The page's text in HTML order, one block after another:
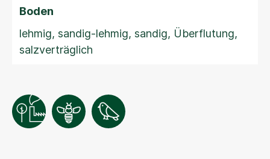
Boden
lehmig, sandig-lehmig, sandig, Überflutung,
salzverträglich